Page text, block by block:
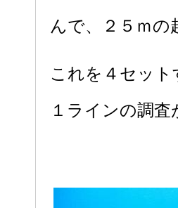
んで、２５ｍの
これを４セッ
１ラインの調